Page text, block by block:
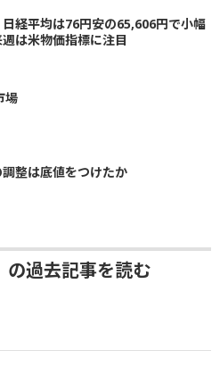
日経平均は76円安の65,606円で小幅
は米物価指標に注目
場
整は底値をつけたか
の過去記事を読む